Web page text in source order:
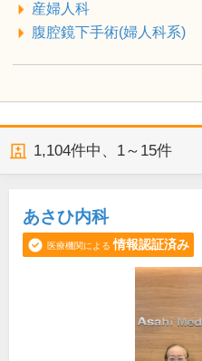
産婦人科
腹腔鏡下手術(婦人科系)
1,104件中、 1～15件
あさひ内科
医療機関による 情報認証済み